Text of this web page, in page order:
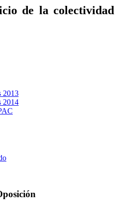
de la colectividad
2013
2014